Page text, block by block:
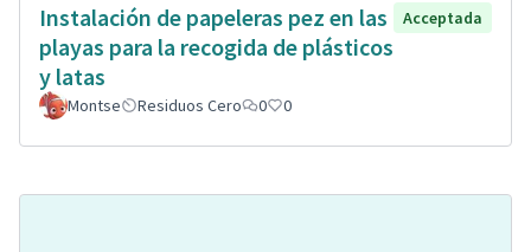
Instalación de papeleras pez en las
playas para la recogida de plásticos
y latas
Acceptada
Montse Residuos Cero 0 0